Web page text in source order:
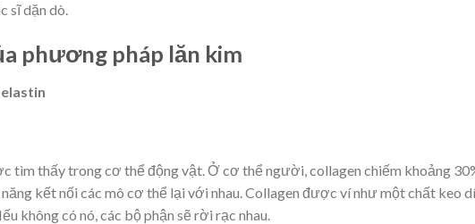
sĩ dặn dò.
phương pháp lăn kim
tìm thấy trong cơ thể động vật. Ở cơ thể người, collagen chiếm khoảng
kết nối các mô cơ thể lại với nhau. Collagen được ví như một chất keo
không có nó, các bộ phận sẽ rời rạc nhau.